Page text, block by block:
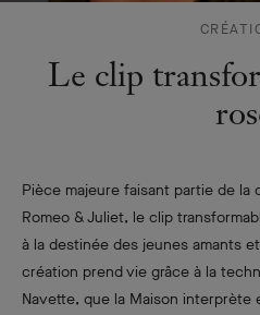
Le clip
Pièce majeure faisant partie de la
Romeo & Juliet, le clip
à la destinée des jeunes amants
création prend vie grâce à la
Navette, que la Maison